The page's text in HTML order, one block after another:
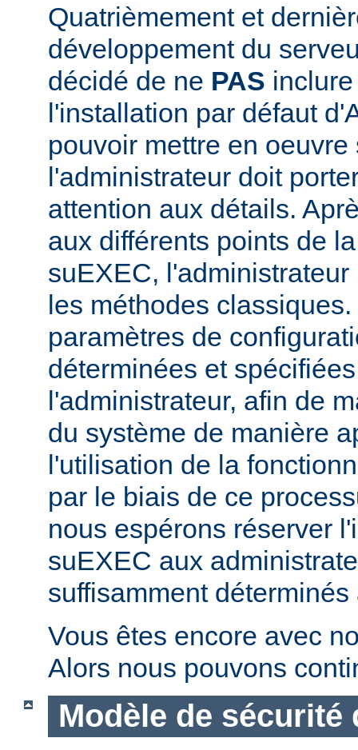
Quatrièmement et
développement du
décidé de ne PAS
l'installation par défaut
pouvoir mettre en oeuvre
l'administrateur doit
attention aux détails.
aux différents points de
suEXEC,
les méthodes
paramètres de
déterminées et
l'administrateur, afin de
du système de manière
l'utilisation de la
par le biais de ce
nous espérons réserver
suEXEC aux
suffisamment
Vous êtes encore avec
Alors nous pouvons
Modèle de sécurité